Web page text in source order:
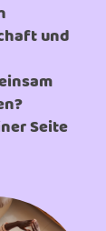
und
Seite